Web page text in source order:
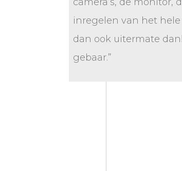
inregelen van het hele
dan ook uitermate
gebaar.”